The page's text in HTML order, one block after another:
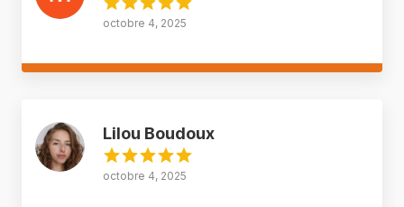
octobre 4, 2025
Lilou Boudoux
octobre 4, 2025